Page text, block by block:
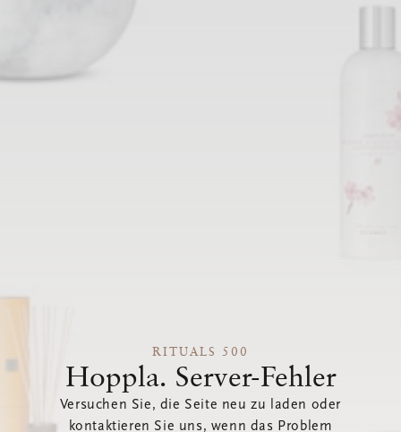
RITUALS 500
Hoppla. Server-Fehler
Versuchen Sie, die Seite neu zu laden oder
kontaktieren Sie uns, wenn das Problem